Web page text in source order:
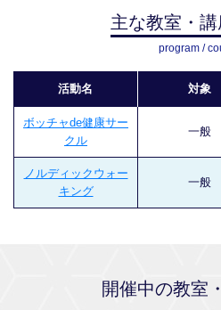
主な教室・
program /
活動名 対象
ボッチャde健康サー
クル
一般
ノルディックウォー
キング
一般
開催中の教室